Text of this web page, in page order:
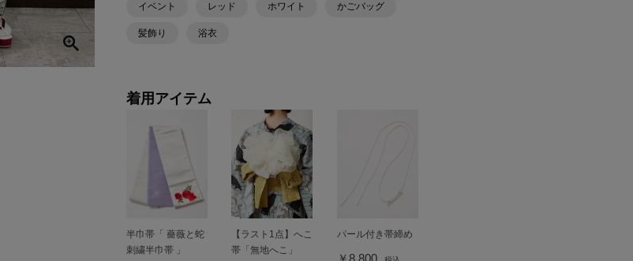
イベント レッド ホワイト かごバッグ
髪飾り 浴衣
着用アイテム
半巾帯「 薔薇と蛇
刺繍半巾帯 」
【ラスト1点】へこ
帯「無地へこ」
パール付き帯締め
￥8,800